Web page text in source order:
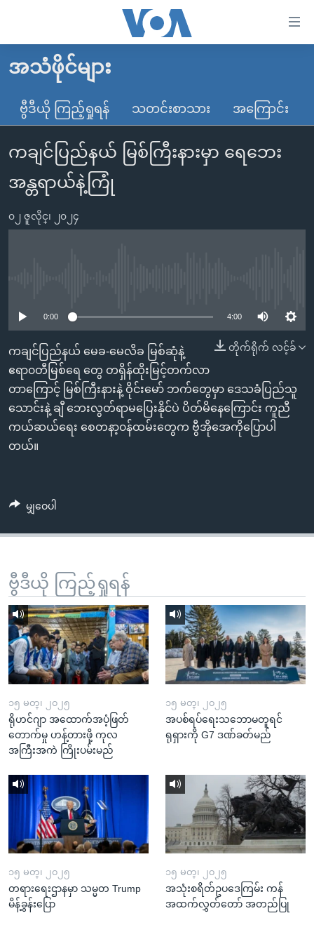
လွယ်ကူ
သည့်
များ
ပင်မ
သို့
စာမျက်နှာ
သို့
ကျော်
ကြည့်
ရန်
ရှာဖွေ
သို့
မူလစာမျက်နှာ
မြန်မာ
ကမ္ဘာ့သတင်းများ
နိုင်ငံတကာ
အမေရိကန်
အစ္စရေး-ပါလက်စတိုင်း
ဗွီဒီယို
သတင်းလွတ်လပ်ခွင့်
ရပ်ဝန်းတခု လမ်းတခု အလွန်
အင်္ဂလိပ်စာလေ့လာမယ်
ဗွီအိုအေ လူမှုကွန်ယက်များ
ဘာသာစကားများ
အသံဖိုင်များ
ဗွီဒီယို ကြည့်ရှုရန် သတင်းစာသား အကြောင်း
ကချင်ပြည်နယ် မြစ်ကြီးနားမှာ ရေဘေး
အန္တရာယ်နဲ့ကြုံ
၀၂ ဇူလိုင္၊ ၂၀၂၄
0:00 4:00
တိုက်ရိုက် လင့်ခ်
ကချင်ပြည်နယ် မေခ-မေလိခ မြစ်ဆုံနဲ့
ဧရာ၀တီမြစ်ရေ တွေ တရှိန်ထိုးမြင့်တက်လာ
တာကြောင့် မြစ်ကြီးနားနဲ့ ဝိုင်းမော် ဘက်တွေမှာ ဒေသခံပြည်သူ
သောင်းနဲ့ ချီ ဘေးလွတ်ရာမပြေးနိုင်ပဲ ပိတ်မိနေကြောင်း ကူညီ
ကယ်ဆယ်ရေး စေတနာ့၀န်ထမ်းတွေက ဗွီအိုအေကိုပြောပါ
တယ်။
မျှဝေပါ
ဗွီဒီယို ကြည့်ရှုရန်
၁၅ မတ္၊ ၂၀၂၅
ရိုဟင်ဂျာ အထောက်အပံ့ဖြတ်
တောက်မှု ဟန့်တားဖို့ ကုလ
အကြီးအကဲ ကြိုးပမ်းမည်
၁၅ မတ္၊ ၂၀၂၅
အပစ်ရပ်ရေးသဘောမတူရင်
ရုရှားကို G7 ဒဏ်ခတ်မည်
၁၅ မတ္၊ ၂၀၂၅
တရားရေးဌာနမှာ သမ္မတ Trump
မိန့်ခွန်းပြော
၁၅ မတ္၊ ၂၀၂၅
အသုံးစရိတ်ဥပဒေကြမ်း ကန်
အထက်လွှတ်တော် အတည်ပြု